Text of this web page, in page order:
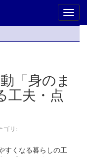
「身のま
工夫・点
ゴリ:
すくなる暮らしの工